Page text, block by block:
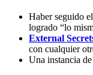
Haber seguido
logrado “lo
External
con cualquier
Una instancia de